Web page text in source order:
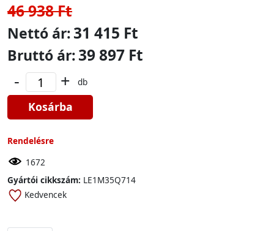
46 938 Ft
Nettó ár:31 415 Ft
Bruttó ár:39 897 Ft
- + db
Kosárba
Rendelésre
1672
Gyártói cikkszám: LE1M35Q714
Kedvencek